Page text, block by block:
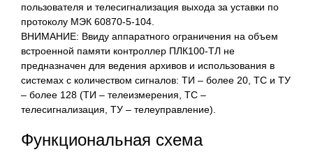
пользователя и телесигнализация выхода за уставки по
протоколу МЭК 60870-5-104.
ВНИМАНИЕ: Ввиду аппаратного ограничения на объем
встроенной памяти контроллер ПЛК100-ТЛ не
предназначен для ведения архивов и использования в
системах с количеством сигналов: ТИ – более 20, ТС и ТУ
– более 128 (ТИ – телеизмерения, ТС –
телесигнализация, ТУ – телеуправление).
Функциональная схема